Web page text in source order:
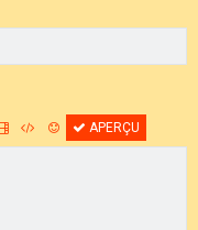
APERÇU